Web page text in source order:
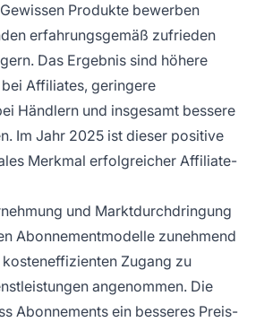
Produkte bewerben
erfahrungsgemäß zufrieden
Das Ergebnis sind höhere
Affiliates, geringere
Händlern und insgesamt bessere
Im Jahr 2025 ist dieser positive
Merkmal erfolgreicher Affiliate-
und Marktdurchdringung
Abonnementmodelle zunehmend
kosteneffizienten Zugang zu
angenommen. Die
Abonnements ein besseres Preis-